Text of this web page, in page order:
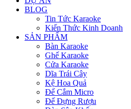
BLOG
Tin Tức Karaoke
Kiến Thức Kinh Doanh
SẢN PHẨM
Bàn Karaoke
Ghế Karaoke
Cửa Karaoke
Dĩa Trái Cây
Kệ Hoa Quả
Đế Cắm Micro
Đế Đựng Rượu